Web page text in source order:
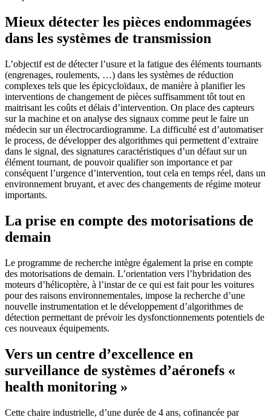
Mieux détecter les pièces endommagées
dans les systèmes de transmission
L’objectif est de détecter l’usure et la fatigue des éléments tournants
(engrenages, roulements, …) dans les systèmes de réduction
complexes tels que les épicycloïdaux, de manière à planifier les
interventions de changement de pièces suffisamment tôt tout en
maitrisant les coûts et délais d’intervention. On place des capteurs
sur la machine et on analyse des signaux comme peut le faire un
médecin sur un électrocardiogramme. La difficulté est d’automatiser
le process, de développer des algorithmes qui permettent d’extraire
dans le signal, des signatures caractéristiques d’un défaut sur un
élément tournant, de pouvoir qualifier son importance et par
conséquent l’urgence d’intervention, tout cela en temps réel, dans un
environnement bruyant, et avec des changements de régime moteur
importants.
La prise en compte des motorisations de
demain
Le programme de recherche intègre également la prise en compte
des motorisations de demain. L’orientation vers l’hybridation des
moteurs d’hélicoptère, à l’instar de ce qui est fait pour les voitures
pour des raisons environnementales, impose la recherche d’une
nouvelle instrumentation et le développement d’algorithmes de
détection permettant de prévoir les dysfonctionnements potentiels de
ces nouveaux équipements.
Vers un centre d’excellence en
surveillance de systèmes d’aéronefs «
health monitoring »
Cette chaire industrielle, d’une durée de 4 ans, cofinancée par